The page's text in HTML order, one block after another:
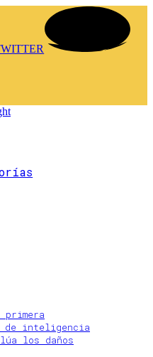
de inteligencia
los daños